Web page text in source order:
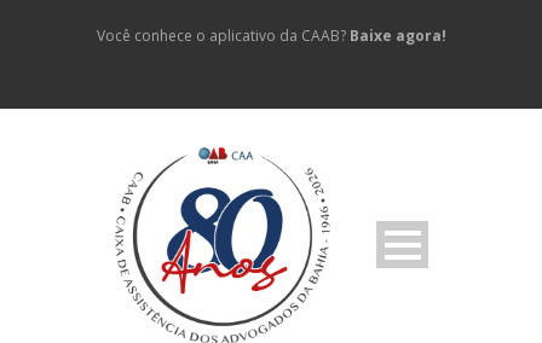
Você conhece o aplicativo da CAAB? Baixe agora!